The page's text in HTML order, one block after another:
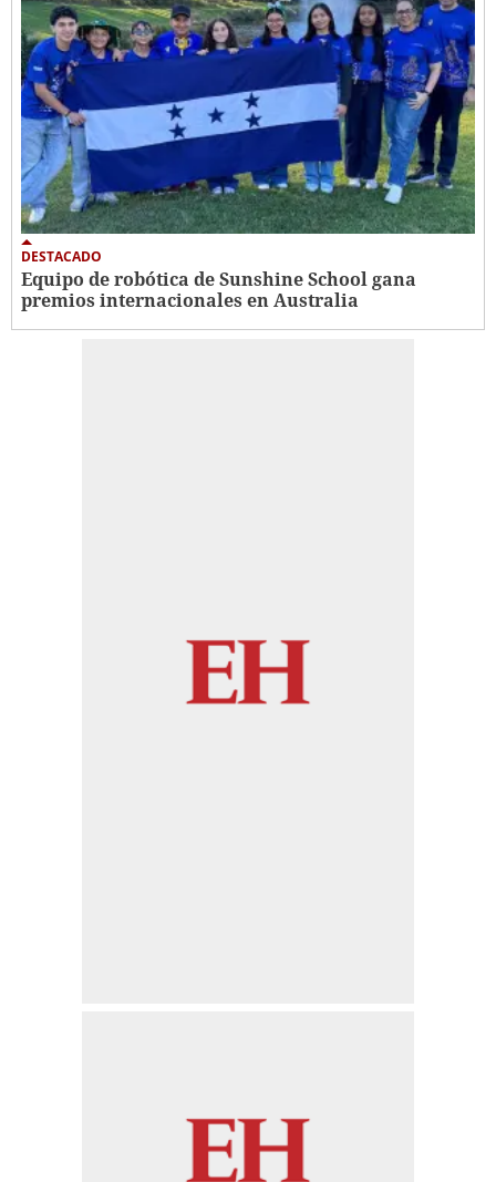
DESTACADO
Equipo de robótica de Sunshine School gana
premios internacionales en Australia